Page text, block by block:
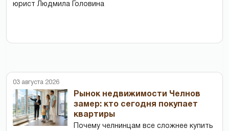
юрист Людмила Головина
03 августа 2026
Рынок недвижимости Челнов
замер: кто сегодня покупает
квартиры
Почему челнинцам все сложнее купить